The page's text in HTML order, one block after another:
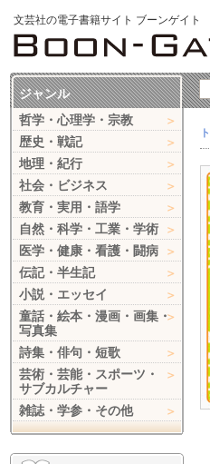
文芸社の電子書籍サイト ブーンゲイト
ジャンル
哲学・心理学・宗教
歴史・戦記
地理・紀行
社会・ビジネス
教育・実用・語学
自然・科学・工業・学術
医学・健康・看護・闘病
伝記・半生記
小説・エッセイ
童話・絵本・漫画・画集・
写真集
詩集・俳句・短歌
芸術・芸能・スポーツ・
サブカルチャー
雑誌・学参・その他